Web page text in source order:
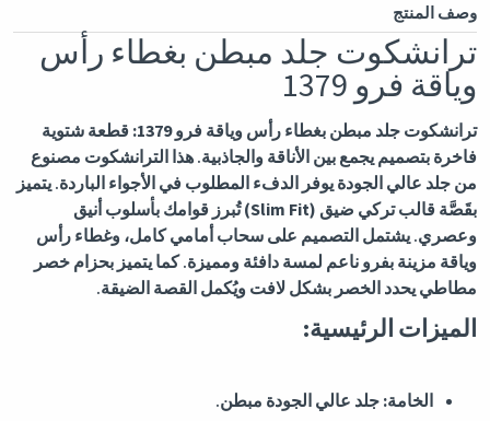
وصف المنتج
ترانشكوت جلد مبطن بغطاء رأس
وياقة فرو 1379
ترانشكوت جلد مبطن بغطاء رأس وياقة فرو 1379:
قطعة شتوية
فاخرة بتصميم يجمع بين الأناقة والجاذبية. هذا الترانشكوت مصنوع
من جلد عالي الجودة يوفر الدفء المطلوب في الأجواء الباردة. يتميز
بقَصَّة قالب تركي ضيق (Slim Fit)
تُبرز قوامك بأسلوب أنيق
وعصري. يشتمل التصميم على سحاب أمامي كامل، وغطاء رأس
وياقة مزينة بفرو ناعم لمسة دافئة ومميزة. كما يتميز بحزام خصر
مطاطي يحدد الخصر بشكل لافت ويُكمل القصة الضيقة.
الميزات الرئيسية:
الخامة: جلد عالي الجودة مبطن.